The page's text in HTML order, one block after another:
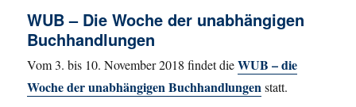
WUB – Die Woche der unabhängigen
Buchhandlungen
Vom 3. bis 10. November 2018 findet dieWUB – die
Woche der unabhängigen Buchhandlungen statt.